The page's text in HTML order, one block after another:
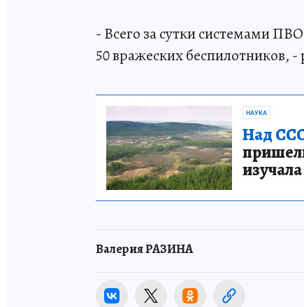
- Всего за сутки системами
50 вражеских беспилотников,
НАУКА
Над
Валерия РАЗИНА